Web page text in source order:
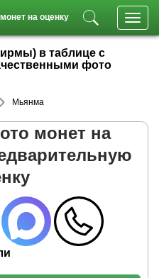
на оценку
в таблице с
фото
Мьянма
монет на